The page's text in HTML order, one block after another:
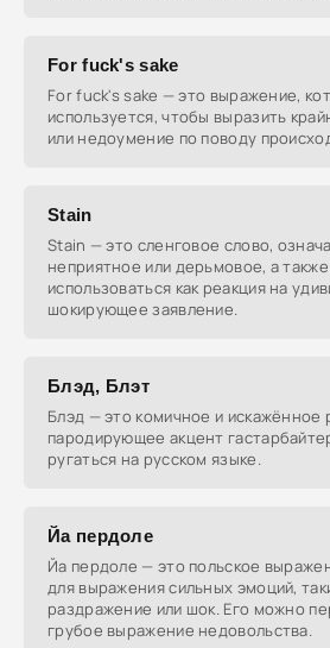
For fuck's sake
For fuck's sake — это выражение,
используется, чтобы выразить
или недоумение по поводу
Stain
Stain — это сленговое слово,
неприятное или дерьмовое, а
использоваться как реакция на
шокирующее заявление.
Блэд, Блэт
Блэд — это комичное и искажённое
пародирующее акцент
ругаться на русском языке.
Йа пердоле
Йа пердоле — это польское
для выражения сильных эмоций,
раздражение или шок. Его можно
грубое выражение недовольства.